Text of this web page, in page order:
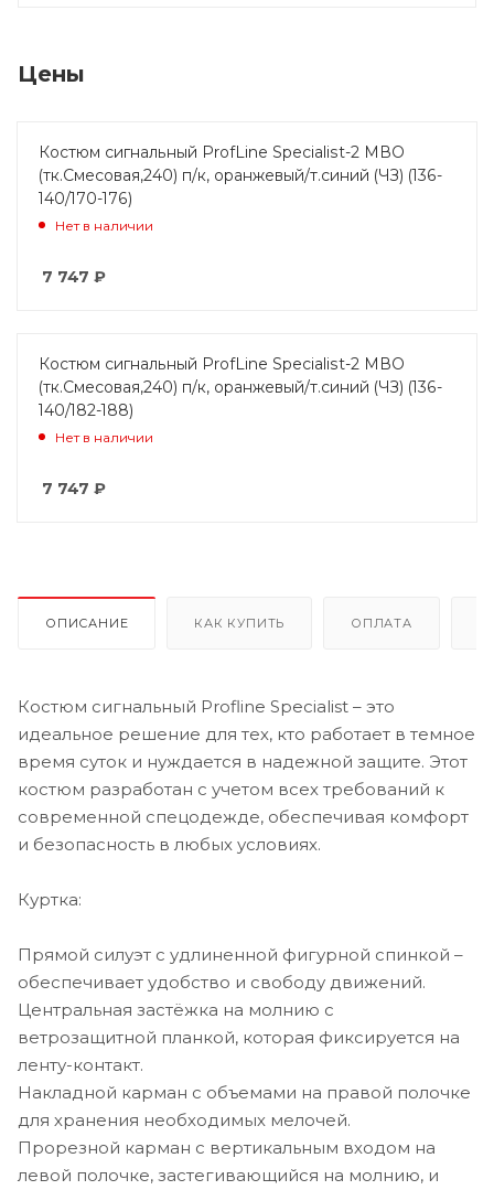
Цены
Костюм сигнальный ProfLine Specialist-2 МВО
(тк.Смесовая,240) п/к, оранжевый/т.синий (ЧЗ) (136-
140/170-176)
Нет в наличии
7 747 ₽
Костюм сигнальный ProfLine Specialist-2 МВО
(тк.Смесовая,240) п/к, оранжевый/т.синий (ЧЗ) (136-
140/182-188)
Нет в наличии
7 747 ₽
ОПИСАНИЕ КАК КУПИТЬ ОПЛАТА
Костюм сигнальный Profline Specialist – это
идеальное решение для тех, кто работает в темное
время суток и нуждается в надежной защите. Этот
костюм разработан с учетом всех требований к
современной спецодежде, обеспечивая комфорт
и безопасность в любых условиях.
Куртка:
Прямой силуэт с удлиненной фигурной спинкой –
обеспечивает удобство и свободу движений.
Центральная застёжка на молнию с
ветрозащитной планкой, которая фиксируется на
ленту-контакт.
Накладной карман с объемами на правой полочке
для хранения необходимых мелочей.
Прорезной карман с вертикальным входом на
левой полочке, застегивающийся на молнию, и